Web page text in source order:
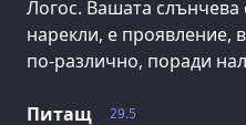
Логос. Вашата слънчева
нарекли, е проявление,
по-различно, поради
29.5
Питащ